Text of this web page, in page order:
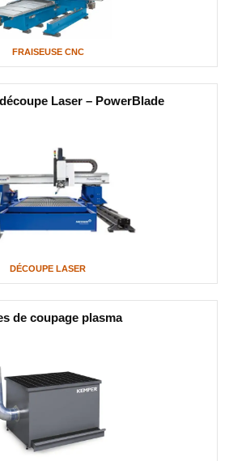
FRAISEUSE CNC
Laser – PowerBlade
DÉCOUPE LASER
de coupage plasma